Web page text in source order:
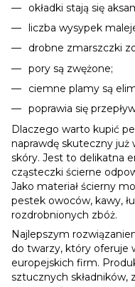
okładki stają się
liczba wysypek
drobne zmarszczki
pory są zwężone;
ciemne plamy są
poprawia się
Dlaczego warto kupić
naprawdę skuteczny już
skóry. Jest to delikatna
cząsteczki ścierne
Jako materiał ścierny
pestek owoców, kawy,
rozdrobnionych zbóż.
Najlepszym
do twarzy, który oferuje
europejskich firm.
sztucznych składników,